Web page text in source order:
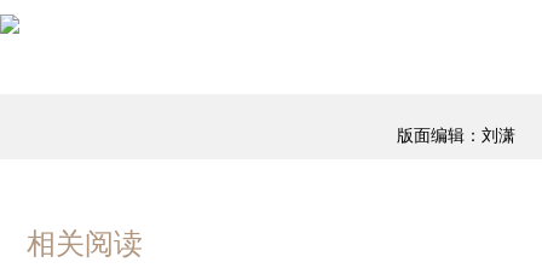
版面编辑：刘潇
相关阅读